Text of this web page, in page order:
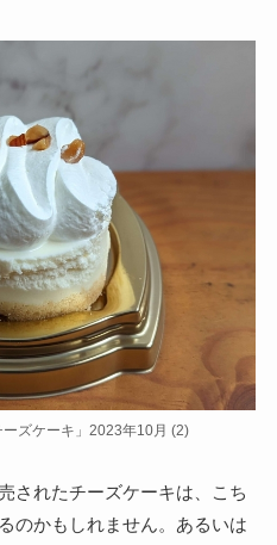
ズケーキ」2023年10月 (2)
されたチーズケーキは、こち
のかもしれません。あるいは